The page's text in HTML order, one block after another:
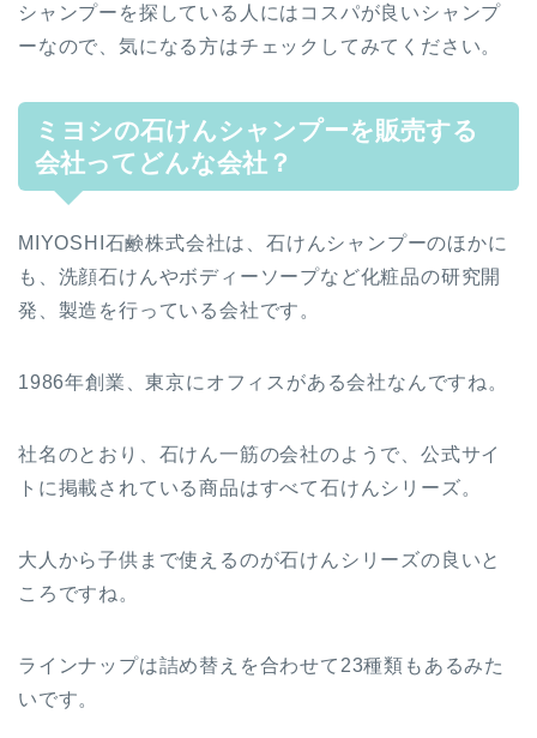
シャンプーを探している人にはコスパが良いシャンプ
ーなので、気になる方はチェックしてみてください。
ミヨシの石けんシャンプーを販売する
会社ってどんな会社？
MIYOSHI石鹸株式会社は、石けんシャンプーのほかに
も、洗顔石けんやボディーソープなど化粧品の研究開
発、製造を行っている会社です。
1986年創業、東京にオフィスがある会社なんですね。
社名のとおり、石けん一筋の会社のようで、公式サイ
トに掲載されている商品はすべて石けんシリーズ。
大人から子供まで使えるのが石けんシリーズの良いと
ころですね。
ラインナップは詰め替えを合わせて23種類もあるみた
いです。